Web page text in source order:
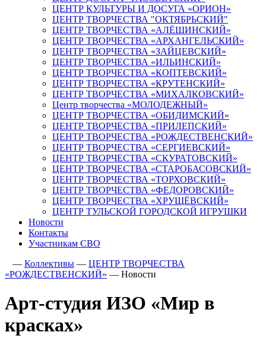
ЦЕНТР КУЛЬТУРЫ И ДОСУГА «ОРИОН»
ЦЕНТР ТВОРЧЕСТВА "ОКТЯБРЬСКИЙ"
ЦЕНТР ТВОРЧЕСТВА «АЛЁШИНСКИЙ»
ЦЕНТР ТВОРЧЕСТВА «АРХАНГЕЛЬСКИЙ»
ЦЕНТР ТВОРЧЕСТВА «ЗАЙЦЕВСКИЙ»
ЦЕНТР ТВОРЧЕСТВА «ИЛЬИНСКИЙ»
ЦЕНТР ТВОРЧЕСТВА «КОПТЕВСКИЙ»
ЦЕНТР ТВОРЧЕСТВА «КРУТЕНСКИЙ»
ЦЕНТР ТВОРЧЕСТВА «МИХАЛКОВСКИЙ»
Центр творчества «МОЛОДЕЖНЫЙ»
ЦЕНТР ТВОРЧЕСТВА «ОБИДИМСКИЙ»
ЦЕНТР ТВОРЧЕСТВА «ПРИЛЕПСКИЙ»
ЦЕНТР ТВОРЧЕСТВА «РОЖДЕСТВЕНСКИЙ»
ЦЕНТР ТВОРЧЕСТВА «СЕРГИЕВСКИЙ»
ЦЕНТР ТВОРЧЕСТВА «СКУРАТОВСКИЙ»
ЦЕНТР ТВОРЧЕСТВА «СТАРОБАСОВСКИЙ»
ЦЕНТР ТВОРЧЕСТВА «ТОРХОВСКИЙ»
ЦЕНТР ТВОРЧЕСТВА «ФЕДОРОВСКИЙ»
ЦЕНТР ТВОРЧЕСТВА «ХРУЩЁВСКИЙ»
ЦЕНТР ТУЛЬСКОЙ ГОРОДСКОЙ ИГРУШКИ
Новости
Контакты
Участникам СВО
— Коллективы — ЦЕНТР ТВОРЧЕСТВА
«РОЖДЕСТВЕНСКИЙ» — Новости
Арт-студия ИЗО «Мир в
красках»